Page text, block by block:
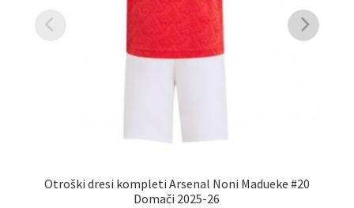
Otroški dresi kompleti Arsenal Noni Madueke #20
Domači 2025-26